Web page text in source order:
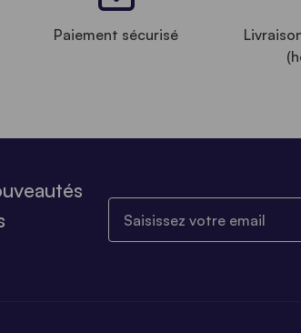
Paiement sécurisé